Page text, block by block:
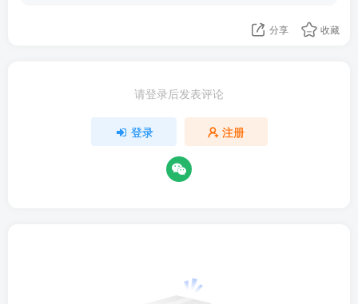
分享 收藏
请登录后发表评论
登录 注册